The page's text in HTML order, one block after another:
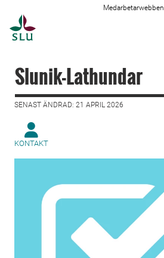
Medarbetarwebben
Slunik-Lathundar
SENAST ÄNDRAD: 21 APRIL 2026
KONTAKT